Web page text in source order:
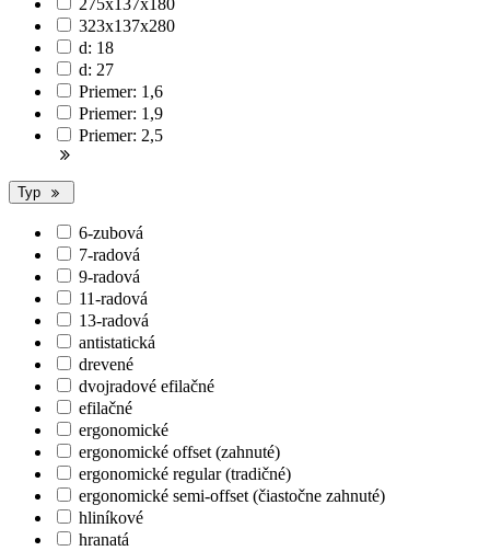
275x137x180
323x137x280
d: 18
d: 27
Priemer: 1,6
Priemer: 1,9
Priemer: 2,5
Typ
6-zubová
7-radová
9-radová
11-radová
13-radová
antistatická
drevené
dvojradové efilačné
efilačné
ergonomické
ergonomické offset (zahnuté)
ergonomické regular (tradičné)
ergonomické semi-offset (čiastočne zahnuté)
hliníkové
hranatá